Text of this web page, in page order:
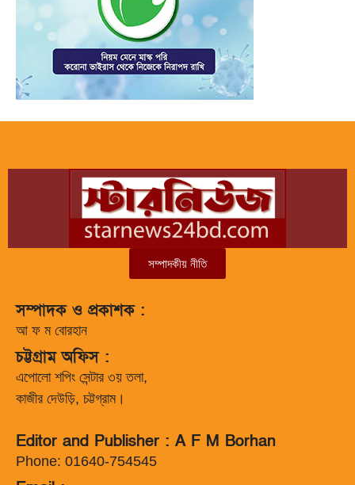
সম্পাদকীয় নীতি
সম্পাদক ও প্রকাশক :
আ ফ ম বোরহান
চট্টগ্রাম অফিস :
এপোলো শপিং সেন্টার ৩য় তলা,
কাজীর দেউড়ি, চট্টগ্রাম।
Editor and Publisher : A F M Borhan
Phone: 01640-754545